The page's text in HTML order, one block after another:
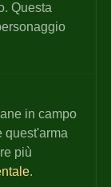
Questa
in campo
quest'arma
più
.